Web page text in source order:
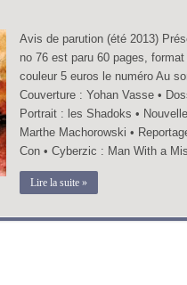
Avis de parution (été 2013)
no 76 est paru 60 pages,
couleur 5 euros le numéro Au
Couverture : Yohan Vasse •
Portrait : les Shadoks •
Marthe Machorowski •
Con • Cyberzic : Man With a
Lire la suite »